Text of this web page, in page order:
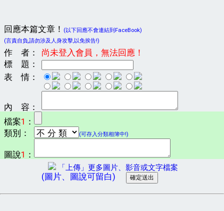
回應本篇文章！
(以下回應不會連結到FaceBook)
(言責自負,請勿涉及人身攻擊,以免挨告!)
作 者：
尚未登入會員，無法回應！
標 題：
表 情：
內 容：
檔案1 ：
類別：
(可存入分類相簿中!)
圖說1 ：
「上傳」更多圖片、影音或文字檔案
(圖片、圖說可留白)